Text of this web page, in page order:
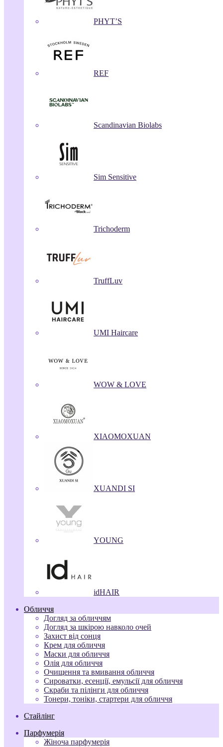
PHYT’S
REF
Scandinavian Biolabs
Sim Sensitive
Trichoderm
TruffLuv
UMI Haircare
WOW & LOVE
XIAOMOXUAN
XUANDI SI
YOUNG
idHAIR
Обличчя
Догляд за обличчям
Догляд за шкірою навколо очей
Захист від сонця
Крем для обличчя
Маски для обличчя
Олія для обличчя
Очищення та вмивання обличчя
Сироватки, есенції, емульсії для обличчя
Скраби та пілінги для обличчя
Тонери, тоніки, стартери для обличчя
Стайлінг
Парфумерія
Жіноча парфумерія